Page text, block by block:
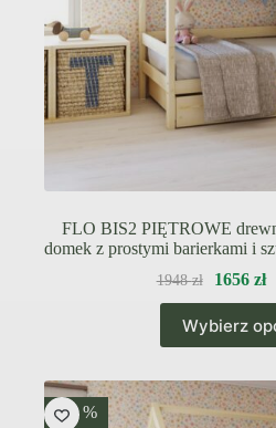
FLO BIS2 PIĘTROWE
domek z prostymi barierkami i
1948zł 1656 zł
Wybierz
ma
-15 %